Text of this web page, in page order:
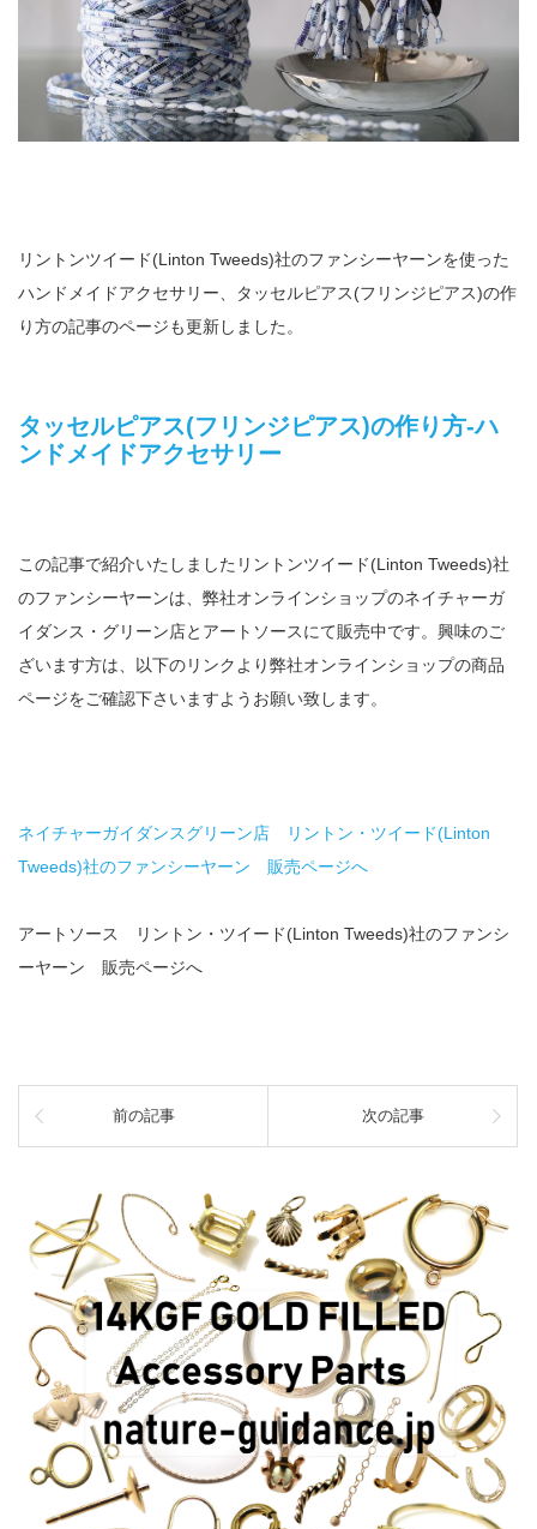
リントンツイード(Linton Tweeds)社のファンシーヤーンを使った
ハンドメイドアクセサリー、タッセルピアス(フリンジピアス)の作
り方の記事のページも更新しました。
タッセルピアス(フリンジピアス)の作り方-ハ
ンドメイドアクセサリー
この記事で紹介いたしましたリントンツイード(Linton Tweeds)社
のファンシーヤーンは、弊社オンラインショップのネイチャーガ
イダンス・グリーン店とアートソースにて販売中です。興味のご
ざいます方は、以下のリンクより弊社オンラインショップの商品
ページをご確認下さいますようお願い致します。
ネイチャーガイダンスグリーン店 リントン・ツイード(Linton
Tweeds)社のファンシーヤーン 販売ページへ
アートソース リントン・ツイード(Linton Tweeds)社のファンシ
ーヤーン 販売ページへ
前の記事 次の記事